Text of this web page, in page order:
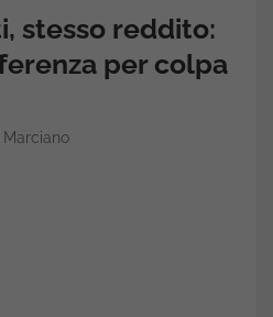
stesso reddito:
per colpa
Marciano